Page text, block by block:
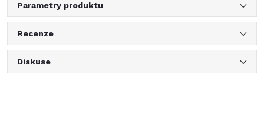
Parametry produktu
Recenze
Diskuse